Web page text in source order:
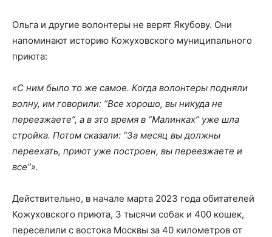
Ольга и другие волонтеры не верят Якубову. Они
напоминают историю Кожуховского муниципального
приюта:
«С ним было то же самое. Когда волонтеры подняли
волну, им говорили: “Все хорошо, вы никуда не
переезжаете”, а в это время в “Малинках” уже шла
стройка. Потом сказали: “За месяц вы должны
переехать, приют уже построен, вы переезжаете и
все”».
Действительно, в начале марта 2023 года обитателей
Кожуховского приюта, 3 тысячи собак и 400 кошек,
переселили с востока Москвы за 40 километров от